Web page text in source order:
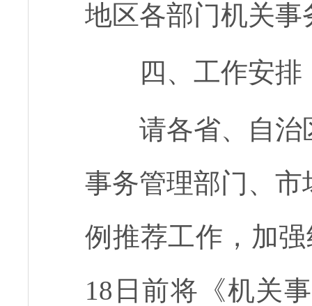
地区各部门机关
四、工作安排
请各省、自治
事务管理部门、
例推荐工作，加
18 日前将《机关